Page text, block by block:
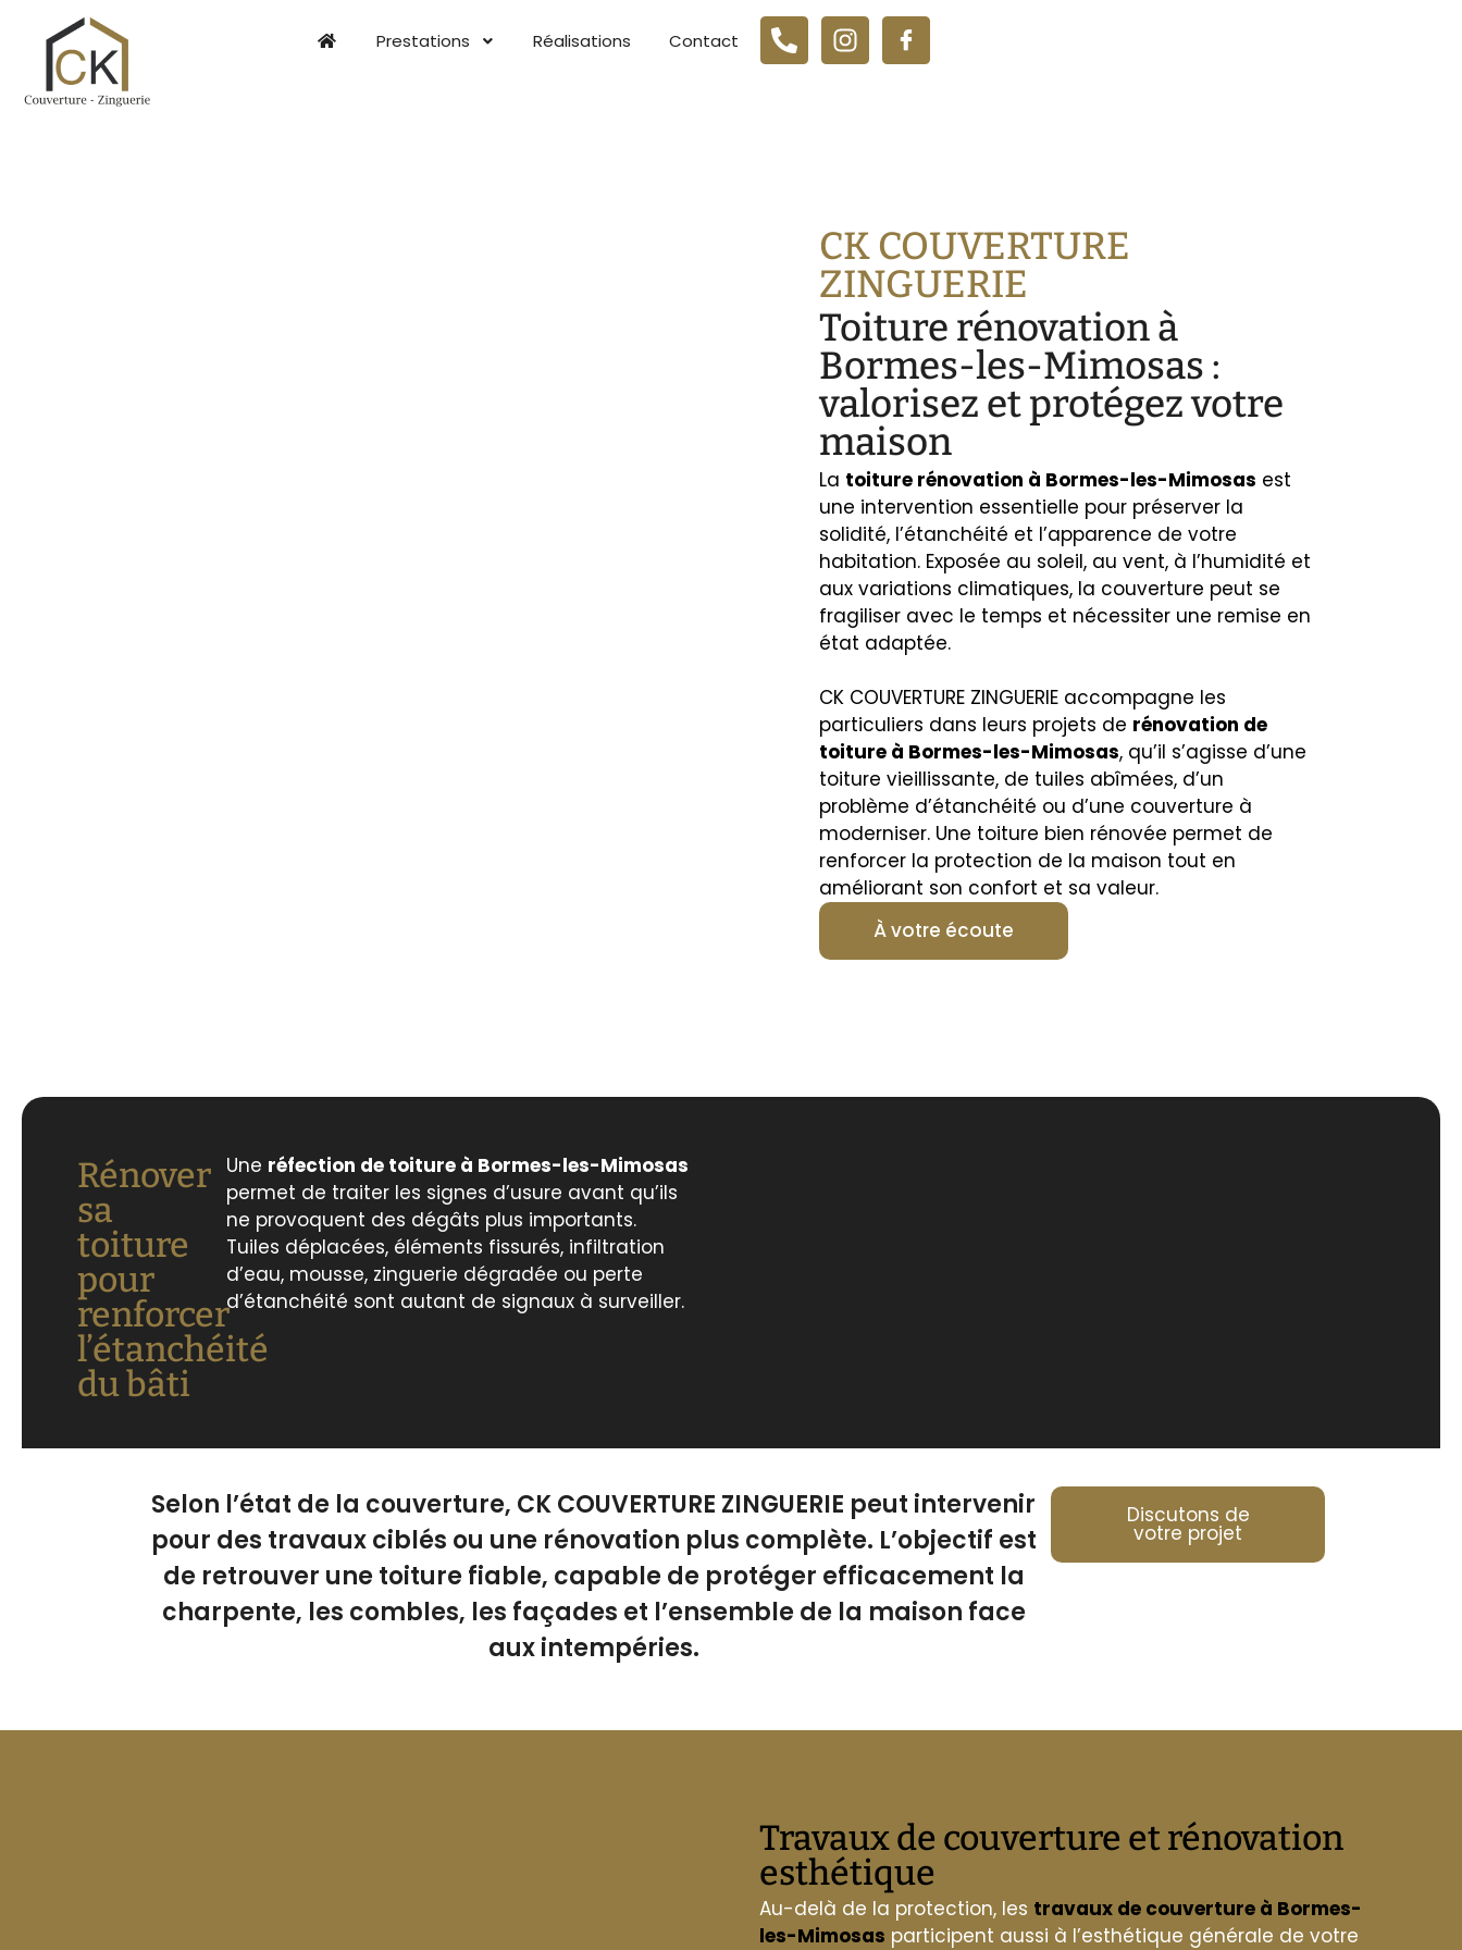
Prestations Réalisations Contact
CK COUVERTURE
ZINGUERIE
Toiture rénovation à
Bormes-les-Mimosas :
valorisez et protégez votre
maison
La toiture rénovation à Bormes-les-Mimosas est
une intervention essentielle pour préserver la
solidité, l’étanchéité et l’apparence de votre
habitation. Exposée au soleil, au vent, à l’humidité et
aux variations climatiques, la couverture peut se
fragiliser avec le temps et nécessiter une remise en
état adaptée.
CK COUVERTURE ZINGUERIE accompagne les
particuliers dans leurs projets de rénovation de
toitureà Bormes-les-Mimosas, qu’il s’agisse d’une
toiture vieillissante, de tuiles abîmées, d’un
problème d’étanchéité ou d’une couverture à
moderniser. Une toiture bien rénovée permet de
renforcer la protection de la maison tout en
améliorant son confort et sa valeur.
À votre écoute
Rénover
sa
toiture
pour
renforcer
l’étanchéité
du bâti
Une réfection de toiture à Bormes-les-Mimosas
permet de traiter les signes d’usure avant qu’ils
ne provoquent des dégâts plus importants.
Tuiles déplacées, éléments fissurés, infiltration
d’eau, mousse, zinguerie dégradée ou perte
d’étanchéité sont autant de signaux à surveiller.
Selon l’état de la couverture, CK COUVERTURE ZINGUERIE peut intervenir
pour des travaux ciblés ou une rénovation plus complète. L’objectif est
de retrouver une toiture fiable, capable de protéger efficacement la
charpente, les combles, les façades et l’ensemble de la maison face
aux intempéries.
Discutons de
votre projet
Travaux de couverture et rénovation
esthétique
Au-delà de la protection, les travaux de couverture à Bormes-
les-Mimosas participent aussi à l’esthétique générale de votre